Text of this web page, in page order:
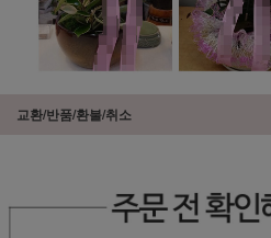
교환/반품/환불/취소